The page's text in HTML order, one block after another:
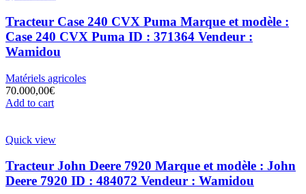
Tracteur Case 240 CVX Puma Marque et modèle :
Case 240 CVX Puma ID : 371364 Vendeur :
Wamidou
Matériels agricoles
70.000,00€
Add to cart
Quick view
Tracteur John Deere 7920 Marque et modèle : John
Deere 7920 ID : 484072 Vendeur : Wamidou